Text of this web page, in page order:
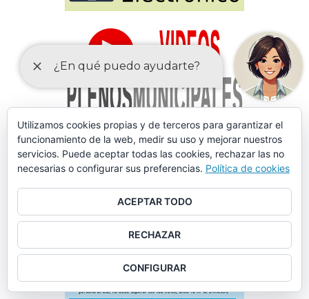
Utilizamos cookies propias y de terceros para garantizar el
funcionamiento de la web, medir su uso y mejorar nuestros
servicios. Puede aceptar todas las cookies, rechazar las no
necesarias o configurar sus preferencias. Política de cookies
ACEPTAR TODO
RECHAZAR
CONFIGURAR